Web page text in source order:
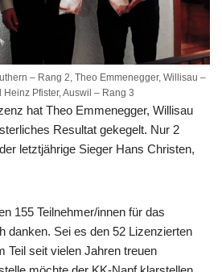
– Rang 2, Theo Emmenegger, Willisau –
Heinz Pfister, Auswil – Rang 3
hat Theo Emmenegger, Willisau
Resultat gekegelt. Nur 2
letztjährige Sieger Hans Christen,
155 Teilnehmer/innen für das
danken. Sei es den 52 Lizenzierten
Teil seit vielen Jahren treuen